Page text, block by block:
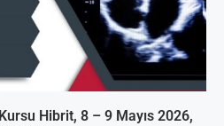
Hibrit, 8 – 9 Mayıs 2026,